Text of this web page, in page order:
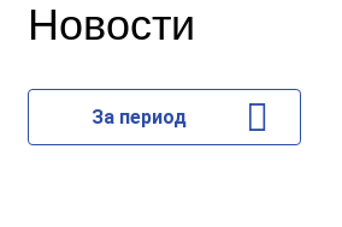
Новости
За период